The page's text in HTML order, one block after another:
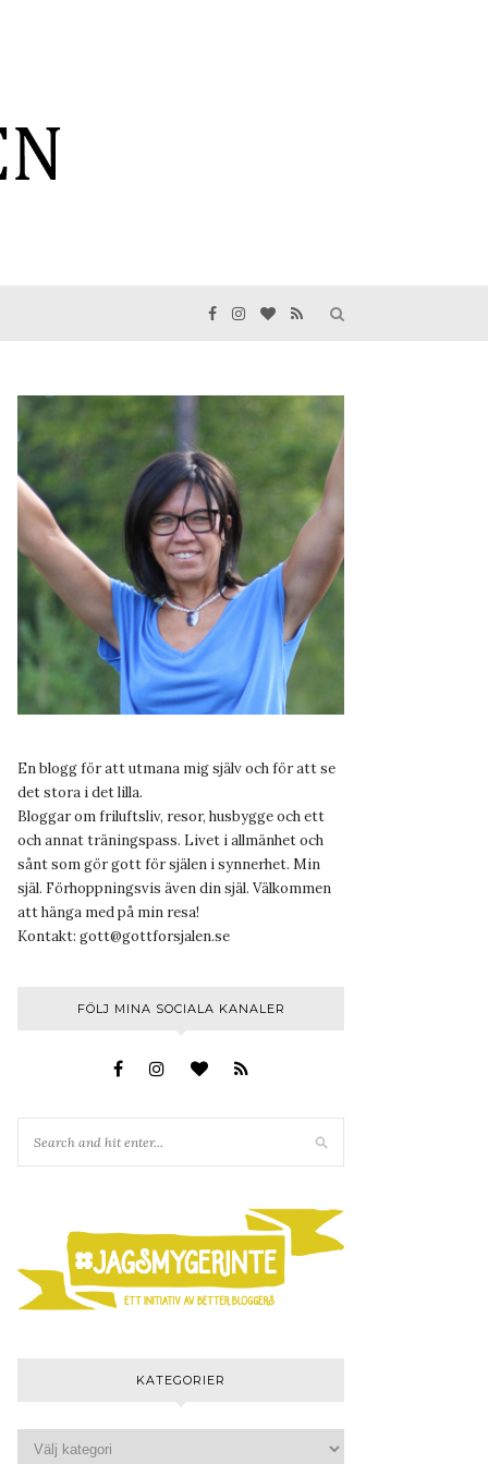
En blogg för att utmana mig själv och för att se
det stora i det lilla.
Bloggar om friluftsliv, resor, husbygge och ett
och annat träningspass. Livet i allmänhet och
sånt som gör gott för själen i synnerhet. Min
själ. Förhoppningsvis även din själ. Välkommen
att hänga med på min resa!
Kontakt: gott@gottforsjalen.se
FÖLJ MINA SOCIALA KANALER
KATEGORIER